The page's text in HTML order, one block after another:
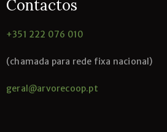
Contactos
+351 222 076 010
(chamada para rede fixa nacional)
geral@arvorecoop.pt